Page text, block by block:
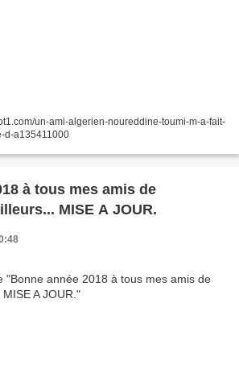
un-ami-algerien-noureddine-toumi-m-a-fait-
d-a135411000
à tous mes amis de
MISE A JOUR.